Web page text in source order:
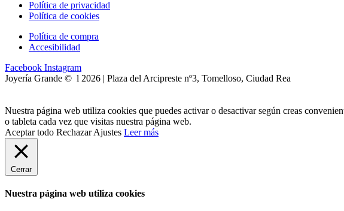
Política de privacidad
Política de cookies
Política de compra
Accesibilidad
Facebook Instagram
Joyería Grande © l 2026 | Plaza del Arcipreste nº3, Tomelloso, Ciudad Rea
Nuestra página web utiliza cookies que puedes activar o desactivar según creas
o tableta cada vez que visitas nuestra página web.
Aceptar todo Rechazar Ajustes Leer más
Cerrar
Nuestra página web utiliza cookies